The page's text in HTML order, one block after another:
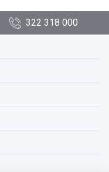
322 318 000